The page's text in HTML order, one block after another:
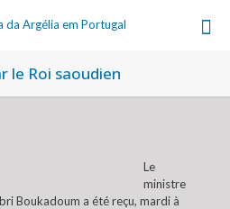
le Roi saoudien
Le
ministre
Boukadoum a été reçu, mardi à